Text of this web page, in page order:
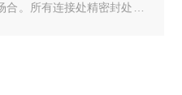
。所有连接处精密封处理,